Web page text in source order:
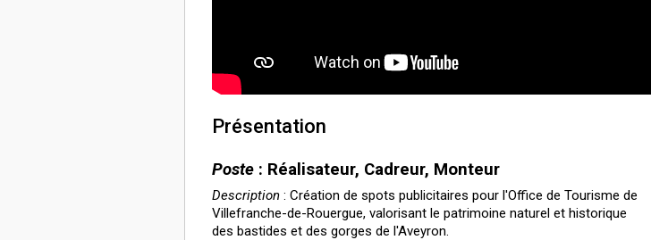
Présentation
Poste : Réalisateur, Cadreur, Monteur
Description : Création de spots publicitaires pour l'Office de Tourisme de
Villefranche-de-Rouergue, valorisant le patrimoine naturel et historique
des bastides et des gorges de l'Aveyron.